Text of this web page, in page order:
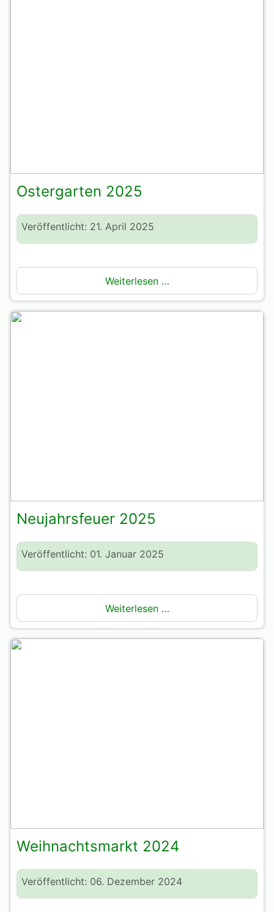
Ostergarten 2025
Veröffentlicht: 21. April 2025
Weiterlesen …
Neujahrsfeuer 2025
Veröffentlicht: 01. Januar 2025
Weiterlesen …
Weihnachtsmarkt 2024
Veröffentlicht: 06. Dezember 2024